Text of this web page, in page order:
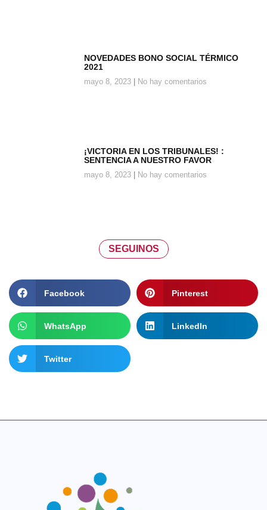
NOVEDADES BONO SOCIAL TÉRMICO
2021
mayo 8, 2023 No hay comentarios
¡VICTORIA EN LOS TRIBUNALES! :
SENTENCIA A NUESTRO FAVOR
mayo 8, 2023 No hay comentarios
SEGUINOS
Facebook Pinterest
WhatsApp LinkedIn
Twitter